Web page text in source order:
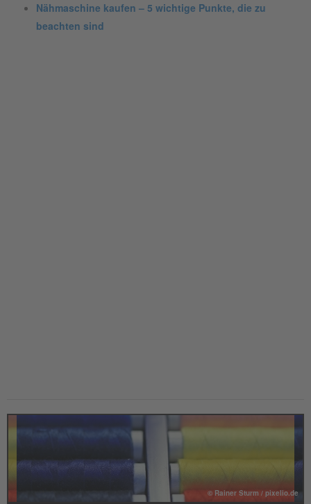
Nähmaschine kaufen – 5 wichtige Punkte, die zu
beachten sind
© Rainer Sturm / pixelio.de